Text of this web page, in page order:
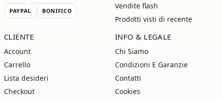
PAYPAL
BONIFICO
Vendite flash
Prodotti visti di recente
CLIENTE
Account
Carrello
Lista desideri
Checkout
INFO & LEGALE
Chi Siamo
Condizioni E Garanzie
Contatti
Cookies